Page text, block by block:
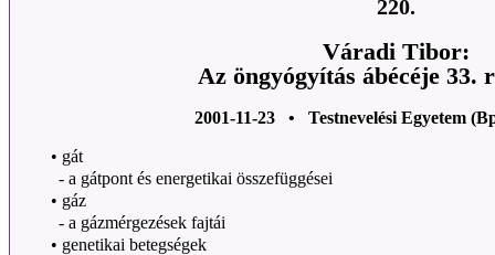
220.
Váradi Tibor:
Az öngyógyítás ábécéje 33.
2001-11-23 • Testnevelési Egyetem
• gát
- a gátpont és energetikai összefüggései
• gáz
- a gázmérgezések fajtái
• genetikai betegségek